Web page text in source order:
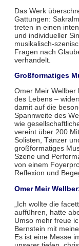
Das Werk
Gattungen:
treten in einen
und individueller
musikalisch-
Fragen nach
verhandelt.
Großformatiges
Omer Meir Wellber
des Lebens –
damit auf die
Spannweite des
wie
vereint über 200
Solisten, Tänzer
großformatiges
Szene und
von einem
Reflexion und
Omer Meir
„Ich wollte die
aufführen, hatte
Umso mehr freue
Bernstein mit
Es ist eine Messe